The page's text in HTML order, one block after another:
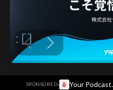
SPONSORED· Your